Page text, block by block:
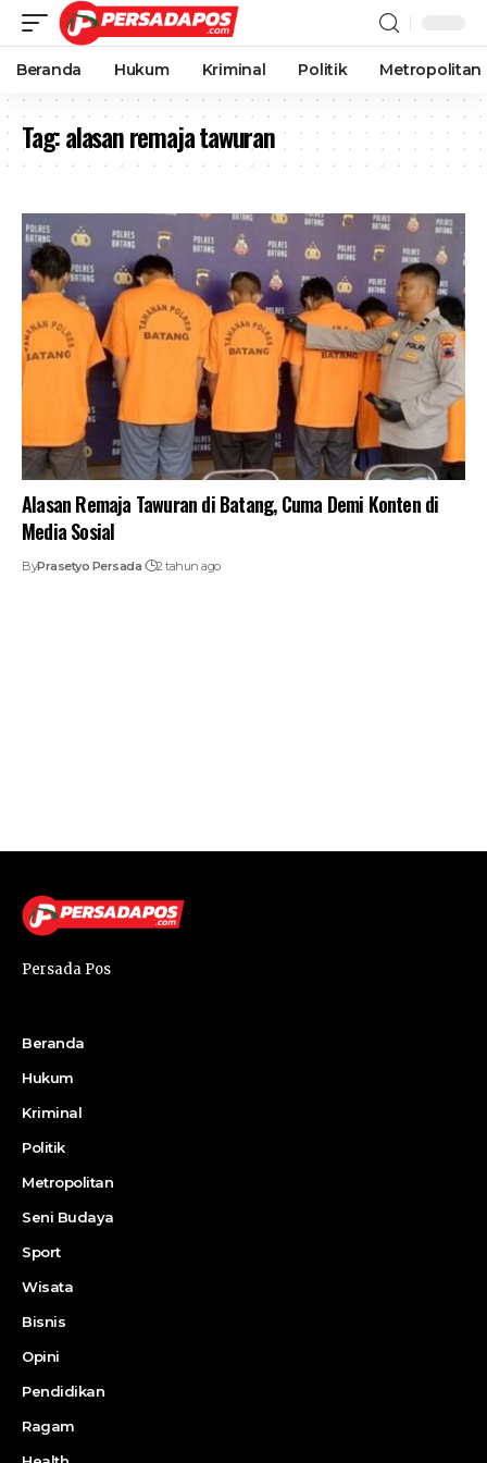
Beranda Hukum Kriminal Politik Metropolitan
Tag:alasan remaja tawuran
Alasan Remaja Tawuran di Batang, Cuma Demi Konten di
Media Sosial
ByPrasetyo Persada 2 tahun ago
Persada Pos
Beranda
Hukum
Kriminal
Politik
Metropolitan
Seni Budaya
Sport
Wisata
Bisnis
Opini
Pendidikan
Ragam